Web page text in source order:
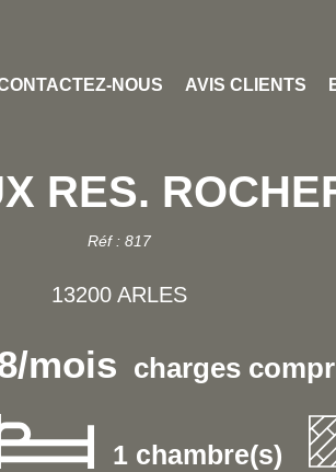
NOUS AVIS CLIENTS
RES.
Réf : 817
13200 ARLES
mois charges
1 chambre(s)